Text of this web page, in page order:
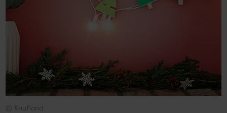
© Kaufland
© Kaufland